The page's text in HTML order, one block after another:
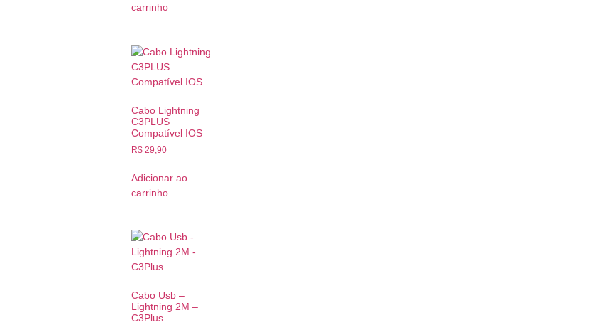
carrinho
Cabo Lightning
C3PLUS
Compatível IOS
R$ 29,90
Adicionar ao
carrinho
Cabo Usb –
Lightning 2M –
C3Plus